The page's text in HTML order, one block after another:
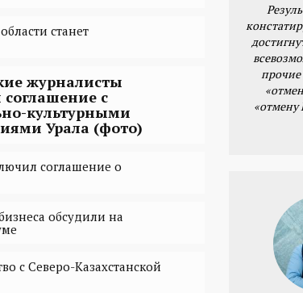
станет
журналисты
с
культурными
Урала (фото)
соглашение о
обсудили на
с Северо-Казахстанской
прочие
«отмену